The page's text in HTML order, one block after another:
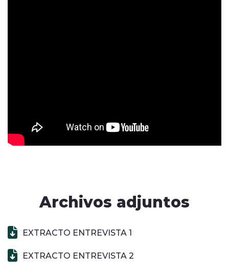
Archivos adjuntos
EXTRACTO ENTREVISTA 1
EXTRACTO ENTREVISTA 2